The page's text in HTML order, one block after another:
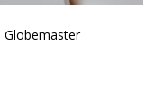
Globemaster